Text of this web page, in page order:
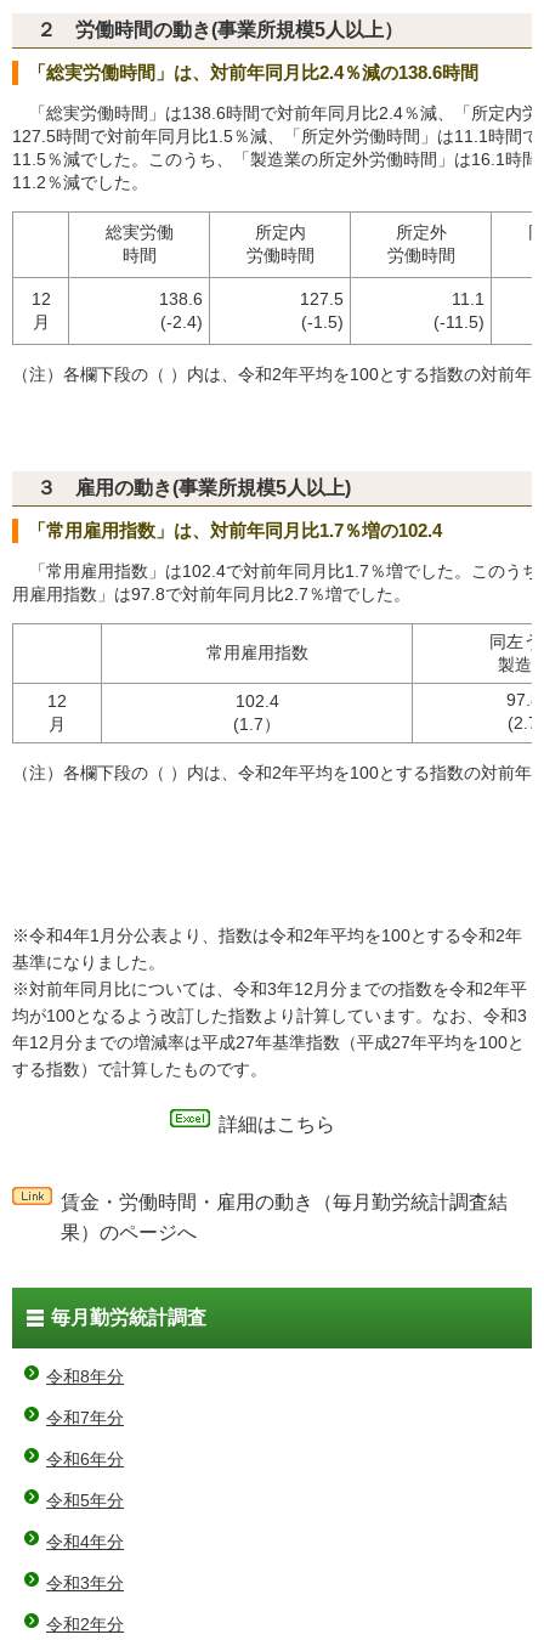
２ 労働時間の動き(事業所規模5人以上）
「総実労働時間」は、対前年同月比2.4％減の138.6時間
「総実労働時間」は138.6時間で対前年同月比2.4％減、「所定内
127.5時間で対前年同月比1.5％減、「所定外労働時間」は11.1時間
11.5％減でした。このうち、「製造業の所定外労働時間」は16.1時
11.2％減でした。
総実労働
時間
所定内
労働時間
所定外
労働時間
12
月
138.6
(-2.4)
127.5
(-1.5)
11.1
(-11.5)
（注）各欄下段の（ ）内は、令和2年平均を100とする指数の対前年
３ 雇用の動き(事業所規模5人以上)
「常用雇用指数」は、対前年同月比1.7％増の102.4
「常用雇用指数」は102.4で対前年同月比1.7％増でした。このう
用雇用指数」は97.8で対前年同月比2.7％増でした。
常用雇用指数
同左う
製造
12
月
102.4
(1.7）
97.8
(2.7
（注）各欄下段の（ ）内は、令和2年平均を100とする指数の対前年
※令和4年1月分公表より、指数は令和2年平均を100とする令和2年
基準になりました。
※対前年同月比については、令和3年12月分までの指数を令和2年平
均が100となるよう改訂した指数より計算しています。なお、令和3
年12月分までの増減率は平成27年基準指数（平成27年平均を100と
する指数）で計算したものです。
詳細はこちら
賃金・労働時間・雇用の動き（毎月勤労統計調査結
果）のページへ
毎月勤労統計調査
令和8年分
令和7年分
令和6年分
令和5年分
令和4年分
令和3年分
令和2年分